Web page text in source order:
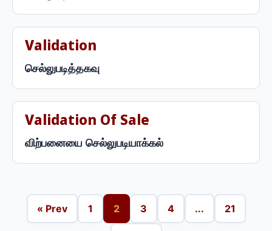
Validation
செல்லுபடித்தகவு
Validation Of Sale
விற்பனையை செல்லுபடியாக்கல்
« Prev 1 2 3 4 ... 21